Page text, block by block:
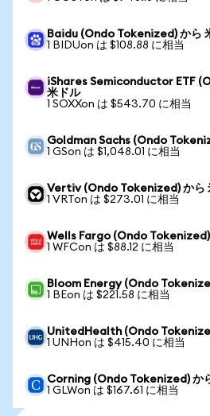
Baidu (Ondo Tokenized) から
1 BIDUon は $108.88 に相当
iShares Semiconductor ETF
米ドル
1 SOXXon は $543.70 に相当
Goldman Sachs (Ondo
1 GSon は $1,048.01 に相当
Vertiv (Ondo Tokenized) から
1 VRTon は $273.01 に相当
Wells Fargo (Ondo Tokenized)
1 WFCon は $88.12 に相当
Bloom Energy (Ondo
1 BEon は $221.58 に相当
UnitedHealth (Ondo
1 UNHon は $415.40 に相当
Corning (Ondo Tokenized) か
1 GLWon は $167.61 に相当